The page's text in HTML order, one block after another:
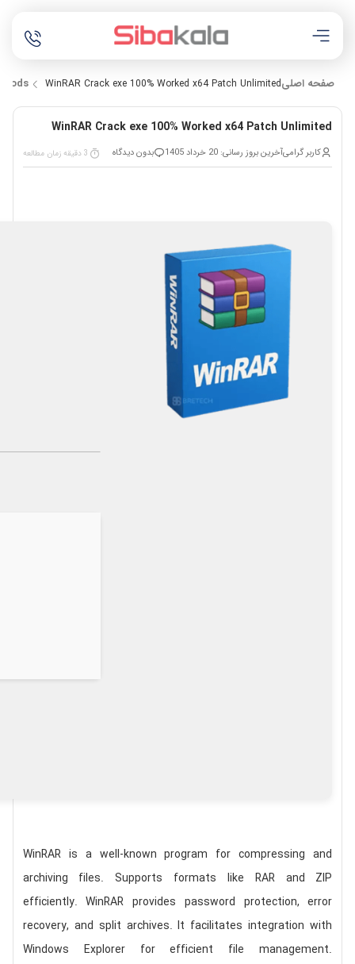
صفحه اصلی Mods WinRAR Crack exe 100% Worked x64 Patch Unlimited
WinRAR Crack exe 100% Worked x64 Patch Unlimited
کاربر گرامیآخرین بروز رسانی: 20 خرداد 1405 بدون دیدگاه 3 دقیقه زمان مطالعه
WinRAR is a well-known program for compressing and
archiving files. Supports formats like RAR and ZIP
efficiently. WinRAR provides password protection, error
recovery, and split archives. It facilitates integration with
Windows Explorer for efficient file management.